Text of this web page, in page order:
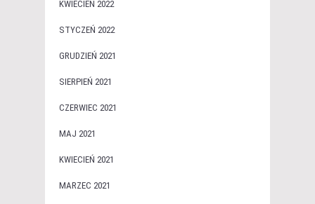
KWIECIEŃ 2022
STYCZEŃ 2022
GRUDZIEŃ 2021
SIERPIEŃ 2021
CZERWIEC 2021
MAJ 2021
KWIECIEŃ 2021
MARZEC 2021